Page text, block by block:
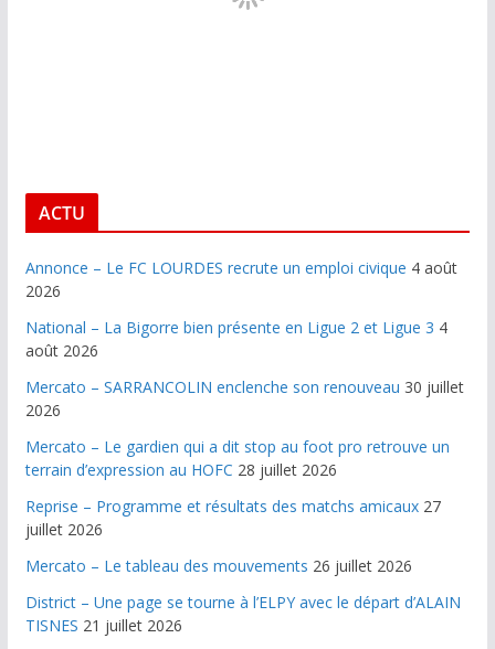
ACTU
Annonce – Le FC LOURDES recrute un emploi civique 4 août
2026
National – La Bigorre bien présente en Ligue 2 et Ligue 3 4
août 2026
Mercato – SARRANCOLIN enclenche son renouveau 30 juillet
2026
Mercato – Le gardien qui a dit stop au foot pro retrouve un
terrain d’expression au HOFC 28 juillet 2026
Reprise – Programme et résultats des matchs amicaux 27
juillet 2026
Mercato – Le tableau des mouvements 26 juillet 2026
District – Une page se tourne à l’ELPY avec le départ d’ALAIN
TISNES 21 juillet 2026